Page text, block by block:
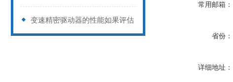
变速精密驱动器的性能如果评估
常用邮箱：
省份：
详细地址：